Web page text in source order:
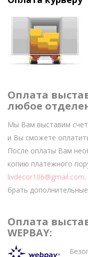
Оплата
любое
Мы Вам выставим счет
и Вы сможете
После оплаты Вам
копию платежного
livdecor106@gmail.com
брать
Оплата
WEPBAY: